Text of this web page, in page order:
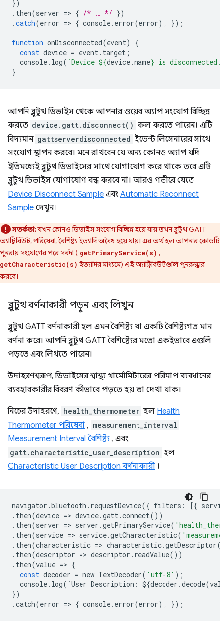
})
. then(server => { /* … */ })
.catch(error => { console. error(error); });
function onDisconnected(event)
{
const device = event. target ;
console. log( `Device ${device.name} is
}
আপনি ব্লুটুথ ডিভাইস থেকে আপনার ওয়েব অ্যাপ সংযোগ বিচ্ছিন্ন
করতে device.gatt.disconnect() কল করতে পারেন। এটি
বিদ্যমান gattserverdisconnected ইভেন্ট লিসেনারের সাথে
সংযোগ স্থাপন করবে। মনে রাখবেন যে অন্য কোনও অ্যাপ যদি
ইতিমধ্যেই ব্লুটুথ ডিভাইসের সাথে যোগাযোগ করে থাকে তবে এটি
ব্লুটুথ ডিভাইস যোগাযোগ বন্ধ করবে না। আরও গভীরে যেতে
Device Disconnect Sample এবং Automatic Reconnect
Sample দেখুন।
সতর্কতা:যখন কোনও ডিভাইস সংযোগ বিচ্ছিন্ন হয়ে যায় তখন ব্লুটুথ GATT
অ্যাট্রিবিউট, পরিষেবা, বৈশিষ্ট্য ইত্যাদি অবৈধ হয়ে যায়। এর অর্থ হল আপনার কোডটি
পুনরায় সংযোগের পরে সর্বদা ( getPrimaryService(s) ,
getCharacteristic(s) ইত্যাদির মাধ্যমে) এই অ্যাট্রিবিউটগুলি পুনরুদ্ধার
করবে।
ব্লুটুথ বর্ণনাকারী পড়ুন এবং লিখুন
ব্লুটুথ GATT বর্ণনাকারী হল এমন বৈশিষ্ট্য যা একটি বৈশিষ্ট্যগত মান
বর্ণনা করে। আপনি ব্লুটুথ GATT বৈশিষ্ট্যের মতো একইভাবে এগুলি
পড়তে এবং লিখতে পারেন।
উদাহরণস্বরূপ, ডিভাইসের স্বাস্থ্য থার্মোমিটারের পরিমাপ ব্যবধানের
ব্যবহারকারীর বিবরণ কীভাবে পড়তে হয় তা দেখা যাক।
নিচের উদাহরণে, health_thermometer হল Health
Thermometer পরিষেবা , measurement_interval
Measurement Interval বৈশিষ্ট্য , এবং
gatt.characteristic_user_description হল
Characteristic User Description বর্ণনাকারী।
navigator .bluetooth . requestDevice({ filters : [{
. then(device => device.gatt.connect())
. then(server => server .getPrimaryService(
. then(service => service.getCharacteristic(
. then(characteristic => characteristic.getDescriptor
. then(descriptor => descriptor . readValue())
. then(value => {
const decoder = new TextDecoder( 'utf-8' );
console. log( `User Description : ${decoder .decode(
})
.catch(error => { console. error(error); });